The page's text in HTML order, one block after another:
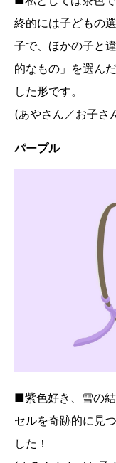
終的には子どもの
子で、ほかの子と
的なもの」を選ん
した形です。
(あやさん／お子さ
パープル
■紫色好き、雪の
セルを奇跡的に見
した！